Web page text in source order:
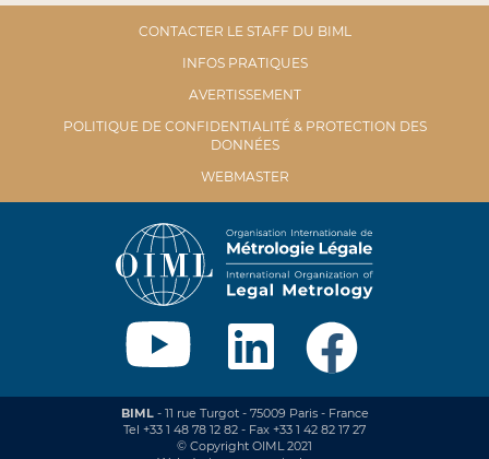
CONTACTER LE STAFF DU BIML
INFOS PRATIQUES
AVERTISSEMENT
POLITIQUE DE CONFIDENTIALITÉ & PROTECTION DES
DONNÉES
WEBMASTER
BIML- 11 rue Turgot - 75009 Paris - France
Tel +33 1 48 78 12 82 - Fax +33 1 42 82 17 27
© Copyright OIML 2021